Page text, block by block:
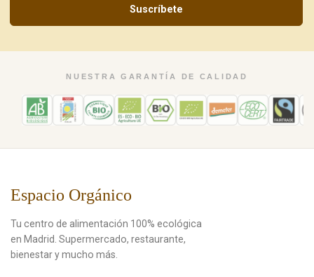
Suscríbete
NUESTRA GARANTÍA DE CALIDAD
Espacio Orgánico
Tu centro de alimentación 100% ecológica
en Madrid. Supermercado, restaurante,
bienestar y mucho más.